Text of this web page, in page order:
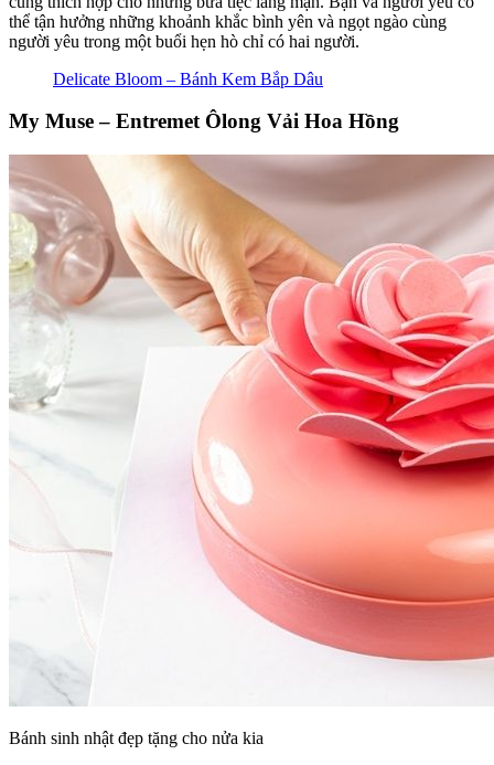
thể tận hưởng những khoảnh khắc bình yên và ngọt ngào cùng
người yêu trong một buổi hẹn hò chỉ có hai người.
Delicate Bloom – Bánh Kem Bắp Dâu
My Muse – Entremet Ôlong Vải Hoa Hồng
Bánh sinh nhật đẹp tặng cho nửa kia